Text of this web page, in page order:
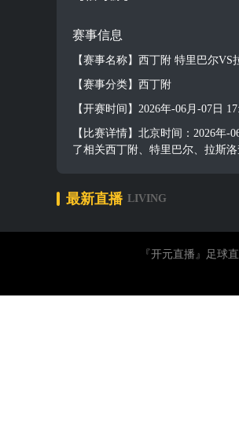
赛事信息
【赛事名称】西丁附 特里巴尔VS
【赛事分类】西丁附
【开赛时间】2026年-06月-07日
【比赛详情】北京时间：2026年
了相关西丁附、特里巴尔、拉斯
最新直播 LIVING
『开元直播』足球